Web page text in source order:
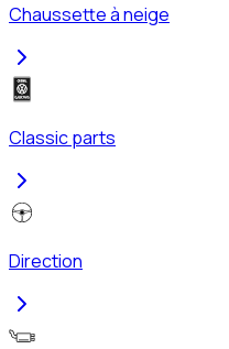
Chaussette à neige
Classic parts
Direction